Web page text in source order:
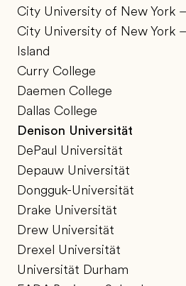
City University of New York
City University of New York
Island
Curry College
Daemen College
Dallas College
Denison Universität
DePaul Universität
Depauw Universität
Dongguk-Universität
Drake Universität
Drew Universität
Drexel Universität
Universität Durham